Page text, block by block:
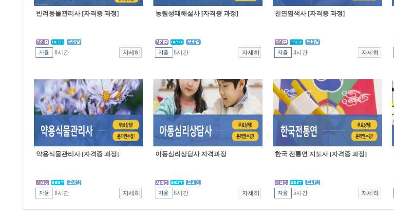
반려동물관리사 [자격증 과정]
8시간
농림생태해설사 [자격증 과정]
8시간
천연염색사 [자격증 과정]
4시간
약용식물관리사 [자격증 과정]
8시간
아동심리상담사 자격과정
8시간
한국 전통연 지도사 [자격증 과정]
5시간